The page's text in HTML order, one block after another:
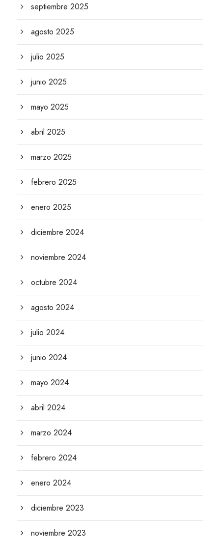
septiembre 2025
agosto 2025
julio 2025
junio 2025
mayo 2025
abril 2025
marzo 2025
febrero 2025
enero 2025
diciembre 2024
noviembre 2024
octubre 2024
agosto 2024
julio 2024
junio 2024
mayo 2024
abril 2024
marzo 2024
febrero 2024
enero 2024
diciembre 2023
noviembre 2023